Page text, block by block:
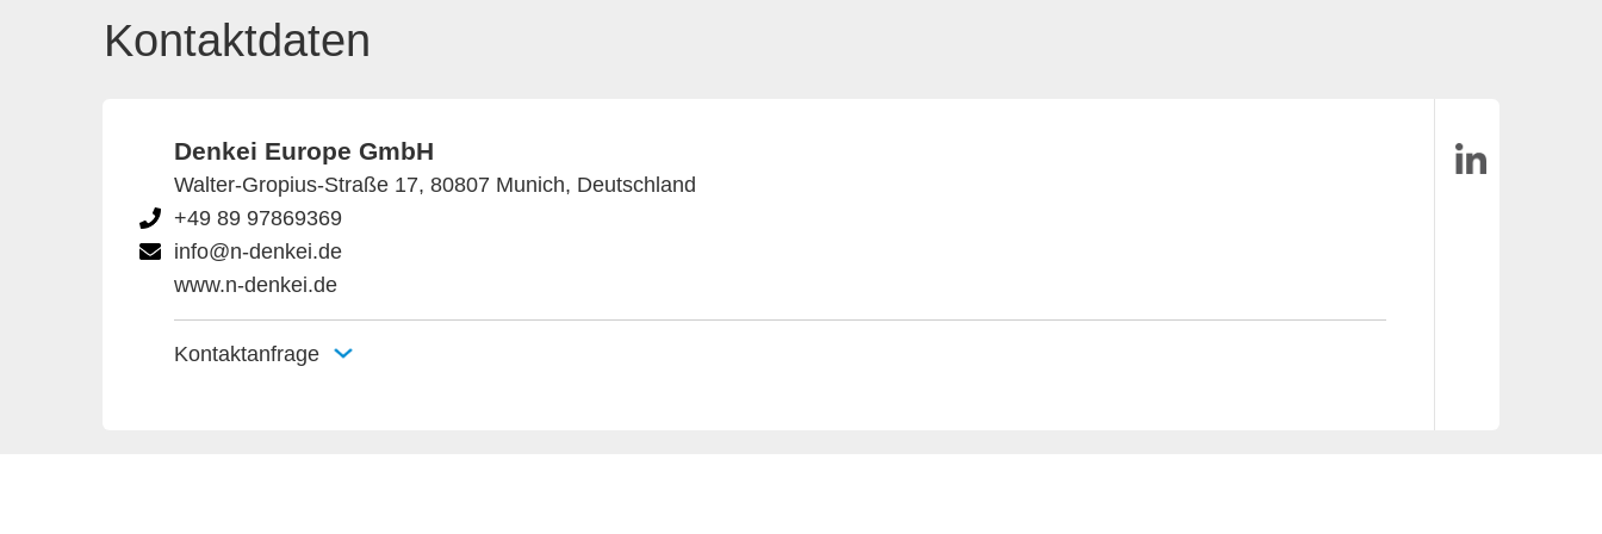
Kontaktdaten
Denkei Europe GmbH
Walter-Gropius-Straße 17, 80807 Munich, Deutschland
+49 89 97869369
info@n-denkei.de
www.n-denkei.de
Kontaktanfrage